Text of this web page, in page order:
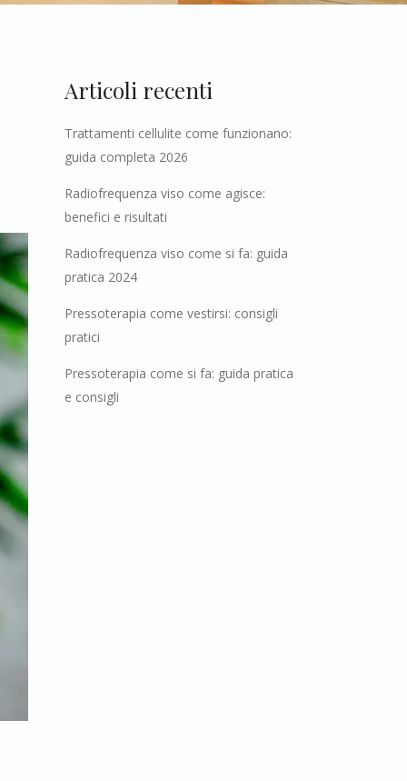
Articoli recenti
Trattamenti cellulite come funzionano:
guida completa 2026
Radiofrequenza viso come agisce:
benefici e risultati
Radiofrequenza viso come si fa: guida
pratica 2024
Pressoterapia come vestirsi: consigli
pratici
Pressoterapia come si fa: guida pratica
e consigli